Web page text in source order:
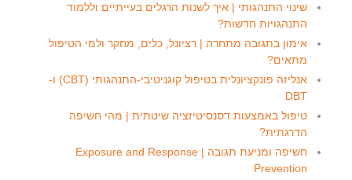
שינוי התנהגותי | איך לשנות הרגלים בעייתיים וללמוד
התנהגויות חדשות?
אימון בתגובה מתחרה | רציונל, כלים, מחקר ולמי הטיפול
מתאים?
אנליזה פונקציונלית בטיפול קוגניטיבי-התנהגותי (CBT) ו-
DBT
טיפול באמצעות דסנסיטיזציה שיטתית | מהי חשיפה
הדרגתית?
חשיפה ומניעת תגובה | Exposure and Response
Prevention